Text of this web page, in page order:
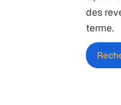
des
terme.